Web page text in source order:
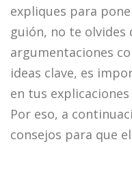
expliques para
guión, no te olvides
argumentaciones
ideas clave, es
en tus
Por eso, a
consejos para que